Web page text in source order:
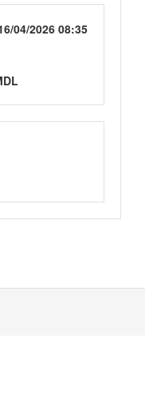
04/2026 08:35